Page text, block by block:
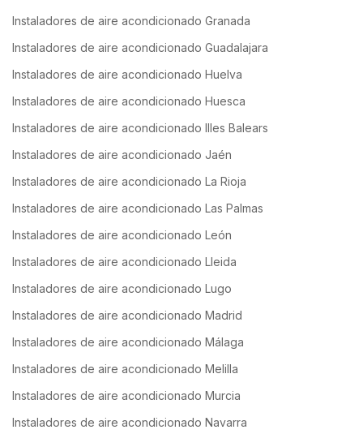
Instaladores de aire acondicionado Granada
Instaladores de aire acondicionado Guadalajara
Instaladores de aire acondicionado Huelva
Instaladores de aire acondicionado Huesca
Instaladores de aire acondicionado Illes Balears
Instaladores de aire acondicionado Jaén
Instaladores de aire acondicionado La Rioja
Instaladores de aire acondicionado Las Palmas
Instaladores de aire acondicionado León
Instaladores de aire acondicionado Lleida
Instaladores de aire acondicionado Lugo
Instaladores de aire acondicionado Madrid
Instaladores de aire acondicionado Málaga
Instaladores de aire acondicionado Melilla
Instaladores de aire acondicionado Murcia
Instaladores de aire acondicionado Navarra